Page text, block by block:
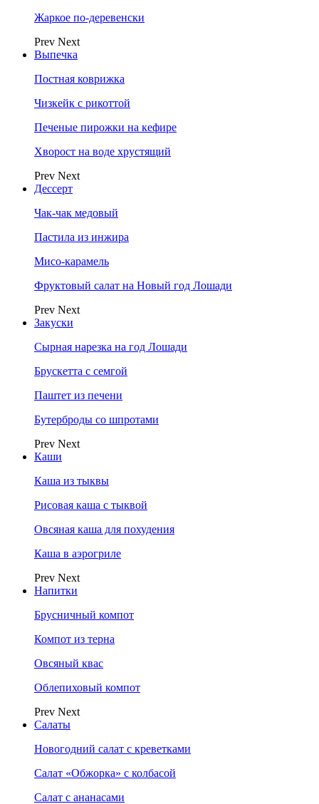
Жаркое по-деревенски
Prev Next
Выпечка
Постная коврижка
Чизкейк с рикоттой
Печеные пирожки на кефире
Хворост на воде хрустящий
Prev Next
Дессерт
Чак-чак медовый
Пастила из инжира
Мисо-карамель
Фруктовый салат на Новый год Лошади
Prev Next
Закуски
Сырная нарезка на год Лошади
Брускетта с семгой
Паштет из печени
Бутерброды со шпротами
Prev Next
Каши
Каша из тыквы
Рисовая каша с тыквой
Овсяная каша для похудения
Каша в аэрогриле
Prev Next
Напитки
Брусничный компот
Компот из терна
Овсяный квас
Облепиховый компот
Prev Next
Салаты
Новогодний салат с креветками
Салат «Обжорка» с колбасой
Салат с ананасами